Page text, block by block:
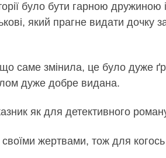
було бути гарною дружиною
який прагне видати дочку
саме змінила, це було дуже
дуже добре видана.
як для детективного
своїми жертвами, тож для когось